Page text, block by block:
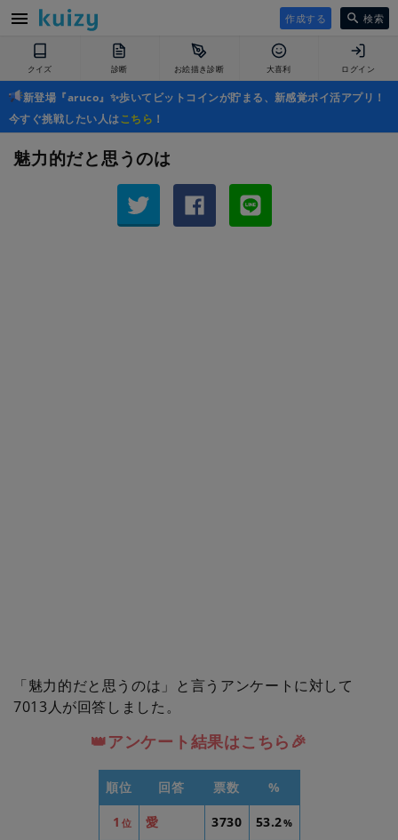
作成する 検索
クイズ 診断 お絵描き診断 大喜利 ログイン
新登場『aruco』✨歩いてビットコインが貯まる、新感覚ポイ活アプリ！
今すぐ挑戦したい人はこちら ！
魅力的だと思うのは
「魅力的だと思うのは」と言うアンケートに対して
7013人が回答しました。
👑アンケート結果はこちら🎉
順位 回答 票数 %
1 位 愛 3730 53.2%